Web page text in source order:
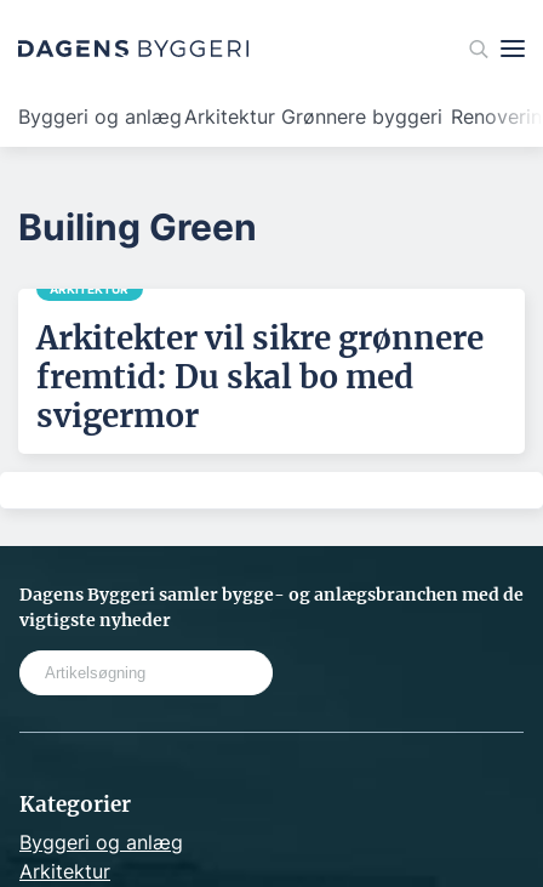
Byggeri og anlægArkitektur Grønnere byggeri
Builing Green
ARKITEKTUR
Arkitekter vil sikre grønnere
fremtid: Du skal bo med
svigermor
Dagens Byggeri samler bygge- og anlægsbranchen med de
vigtigste nyheder
Kategorier
Byggeri og anlæg
Arkitektur